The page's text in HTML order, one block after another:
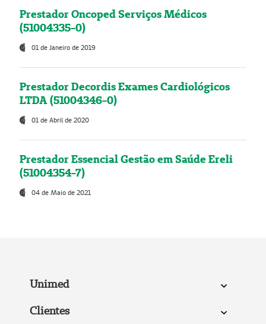
Prestador Oncoped Serviços Médicos
(51004335-0)
01 de Janeiro de 2019
Prestador Decordis Exames Cardiológicos
LTDA (51004346-0)
01 de Abril de 2020
Prestador Essencial Gestão em Saúde Ereli
(51004354-7)
04 de Maio de 2021
Unimed
Clientes